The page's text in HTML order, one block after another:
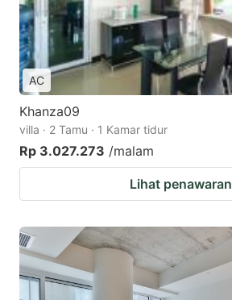
AC
Khanza09
villa · 2 Tamu · 1 Kamar tidur
Rp 3.027.273 /malam
Lihat penawaran